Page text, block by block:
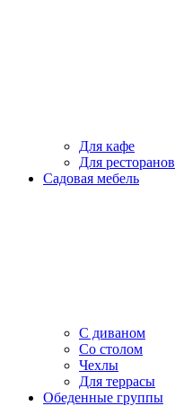
Для кафе
Для ресторанов
Садовая мебель
С диваном
Со столом
Чехлы
Для террасы
Обеденные группы